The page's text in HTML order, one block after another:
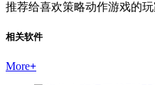
推荐给喜欢策略动作游戏的玩
相关软件
More+